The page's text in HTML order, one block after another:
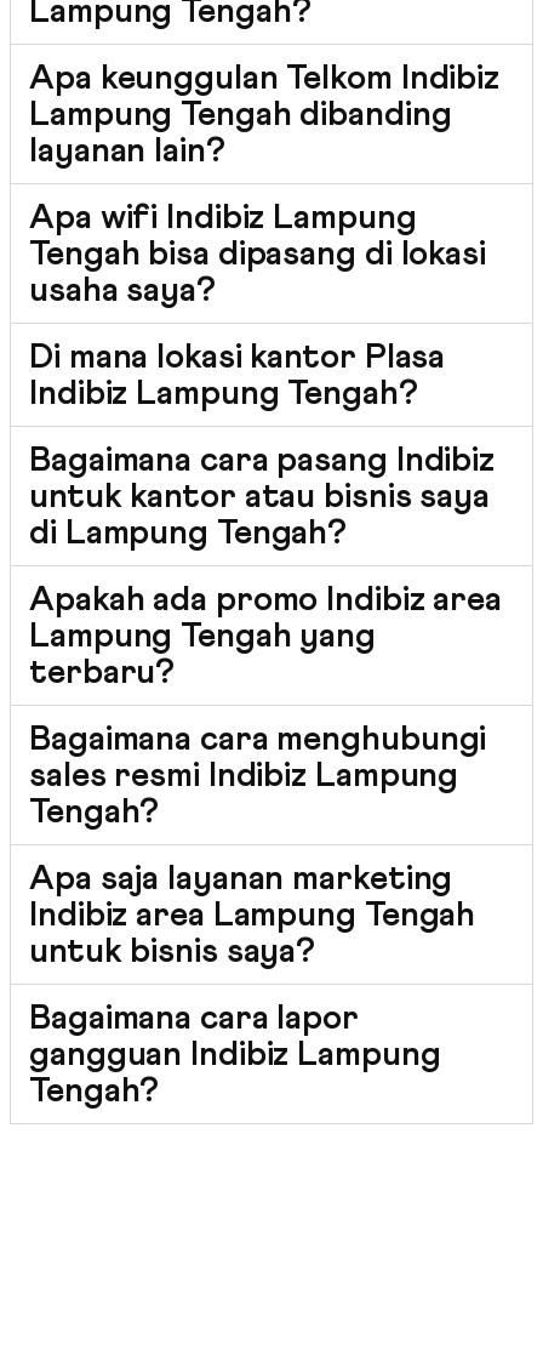
Lampung Tengah?
Apa keunggulan Telkom Indibiz
Lampung Tengah dibanding
layanan lain?
Apa wifi Indibiz Lampung
Tengah bisa dipasang di lokasi
usaha saya?
Di mana lokasi kantor Plasa
Indibiz Lampung Tengah?
Bagaimana cara pasang Indibiz
untuk kantor atau bisnis saya
di Lampung Tengah?
Apakah ada promo Indibiz area
Lampung Tengah yang
terbaru?
Bagaimana cara menghubungi
sales resmi Indibiz Lampung
Tengah?
Apa saja layanan marketing
Indibiz area Lampung Tengah
untuk bisnis saya?
Bagaimana cara lapor
gangguan Indibiz Lampung
Tengah?